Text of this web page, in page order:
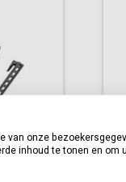
van onze
inhoud te tonen en om